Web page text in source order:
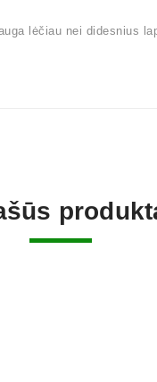
lėčiau nei didesnius